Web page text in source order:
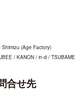
(Age Factory)
/ KANON / in-d / TSUBAME
合せ先